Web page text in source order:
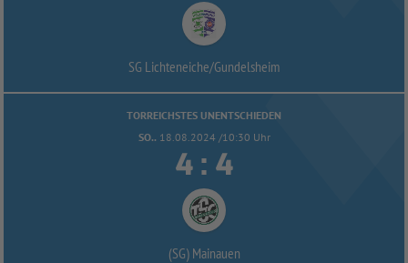
SG Lichteneiche/Gundelsheim
TORREICHSTES UNENTSCHIEDEN
SO.. 18.08.2024 /10:30 Uhr
 : 
(SG) Mainauen